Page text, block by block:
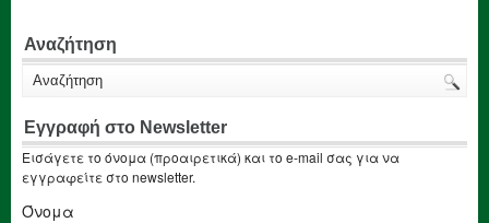
Αναζήτηση
Εγγραφή στο Newsletter
Εισάγετε το όνομα (προαιρετικά) και το e-mail σας για να
εγγραφείτε στο newsletter.
Όνομα